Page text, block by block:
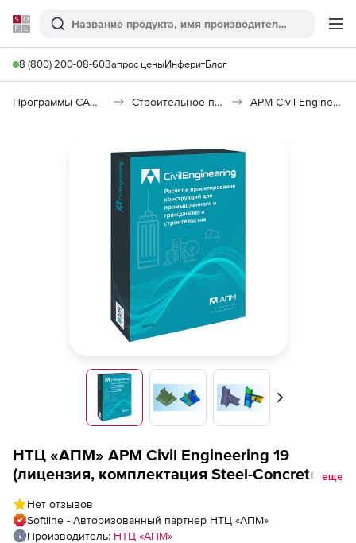
Softline
Поиск
8 (800) 200-08-60Запрос ценыИнферитБлог
Программы САПР и ГИС Строительное программное обеспечение APM Civil Engineering
Вперед
НТЦ «АПМ» АРМ Civil Engineering 19
(лицензия, комплектация Steel-Concrete),еще
Нет отзывов
Softline - Авторизованный партнер НТЦ «АПМ»
Производитель: НТЦ «АПМ»